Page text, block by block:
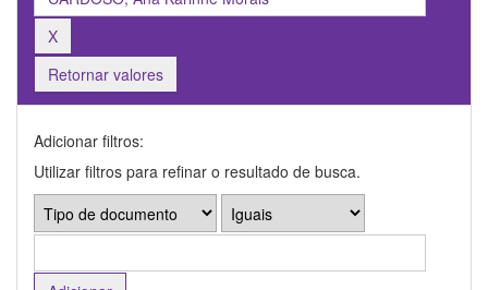
Retornar valores
Adicionar filtros:
Utilizar filtros para refinar o resultado de busca.